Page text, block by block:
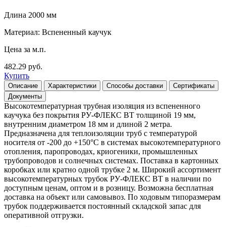
Длина 2000 мм
Материал: Вспененный каучук
Цена за м.п.
482.29 руб.
Купить
Описание Характеристики Способы доставки
Сертификаты
Документы
Высокотемпературная трубная изоляция из вспененного
каучука без покрытия РУ-ФЛЕКС ВТ толщиной 19 мм,
внутренним диаметром 18 мм и длиной 2 метра.
Предназначена для теплоизоляции труб с температурой
носителя от -200 до +150°С в системах высокотемпературного
отопления, паропроводах, криогеники, промышленных
трубопроводов и солнечных системах. Поставка в картонных
коробках или кратно одной трубке 2 м. Широкий ассортимент
высокотемпературных трубок РУ-ФЛЕКС ВТ в наличии по
доступным ценам, оптом и в розницу. Возможна бесплатная
доставка на объект или самовывоз. По ходовым типоразмерам
трубок поддерживается постоянный складской запас для
оперативной отгрузки.